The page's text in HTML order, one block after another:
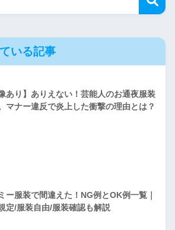
いる記事
像あり】ありえない！芸能人のお通夜服装
マナー違反で炎上した衝撃の理由とは？
ー服装で間違えた！NG例とOK例一覧｜
定/服装自由/服装確認も解説